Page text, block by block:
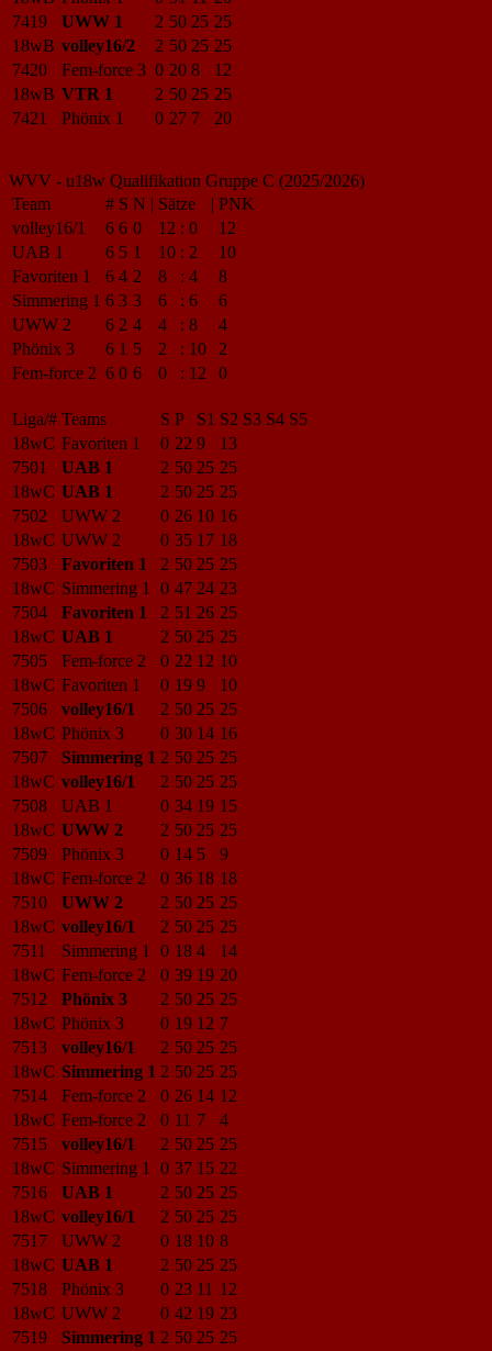
7419
UWW 1 2 50 25 25
18wB volley16/2 2 50 25 25
7420
Fem-force 3 0 20 8
12
18wB VTR 1 2 50 25 25
7421
Phönix 1 0 27 7 20
WVV - u18w Qualifikation Gruppe C (2025/2026)
Team
# S N | Sätze | PNK
volley16/1
6 6 0 12 : 0
12
UAB 1
6 5 1 10 : 2
10
Favoriten 1
6 4 2 8 : 4
8
Simmering 1 6 3 3 6 : 6
6
UWW 2
6 2 4 4 : 8
4
Phönix 3
6 1 5 2 : 10
2
Fem-force 2 6 0 6 0 : 12 0
Liga/# Teams S P S1 S2 S3 S4 S5
18wC Favoriten 1 0 22 9
13
7501
UAB 1 2 50 25 25
18wC UAB 1 2 50 25 25
7502
UWW 2 0 26 10 16
18wC UWW 2 0 35 17 18
7503
Favoriten 1 2 50 25 25
18wC Simmering 1 0 47 24 23
7504
Favoriten 1 2 51 26 25
18wC UAB 1 2 50 25 25
7505
Fem-force 2 0 22 12 10
18wC Favoriten 1 0 19 9
10
7506
volley16/1 2 50 25 25
18wC Phönix 3 0 30 14 16
7507
Simmering 1 2 50 25 25
18wC volley16/1 2 50 25 25
7508
UAB 1 0 34 19 15
18wC UWW 2 2 50 25 25
7509
Phönix 3 0 14 5
9
18wC Fem-force 2 0 36 18 18
7510
UWW 2 2 50 25 25
18wC volley16/1 2 50 25 25
7511
Simmering 1 0 18 4
14
18wC Fem-force 2 0 39 19 20
7512
Phönix 3 2 50 25 25
18wC Phönix 3 0 19 12 7
7513
volley16/1 2 50 25 25
18wC Simmering 1 2 50 25 25
7514
Fem-force 2 0 26 14 12
18wC Fem-force 2 0 11 7
4
7515
volley16/1 2 50 25 25
18wC Simmering 1 0 37 15 22
7516
UAB 1 2 50 25 25
18wC volley16/1 2 50 25 25
7517
UWW 2 0 18 10 8
18wC UAB 1 2 50 25 25
7518
Phönix 3 0 23 11 12
18wC UWW 2 0 42 19 23
7519
Simmering 1 2 50 25 25